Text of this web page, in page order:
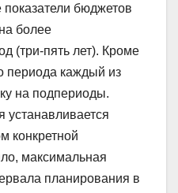
бюджетов
более
(три-пять лет). Кроме
периода каждый из
на подпериоды.
устанавливается
конкретной
максимальная
планирования в